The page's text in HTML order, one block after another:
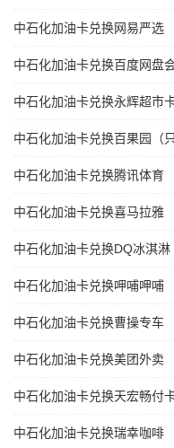
中石化加油卡兑换网易严选
中石化加油卡兑换百度网盘
中石化加油卡兑换永辉超市
中石化加油卡兑换百果园（
中石化加油卡兑换腾讯体育
中石化加油卡兑换喜马拉雅
中石化加油卡兑换DQ冰淇淋
中石化加油卡兑换呷哺呷哺
中石化加油卡兑换曹操专车
中石化加油卡兑换美团外卖
中石化加油卡兑换天宏畅付
中石化加油卡兑换瑞幸咖啡